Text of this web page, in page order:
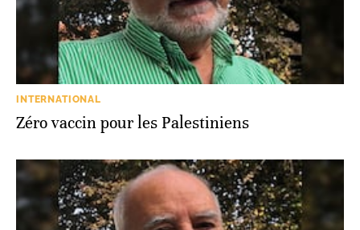
INTERNATIONAL
Zéro vaccin pour les Palestiniens